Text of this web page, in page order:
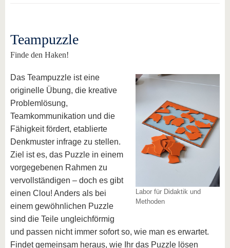
Teampuzzle
Finde den Haken!
Labor für Didaktik und
Methoden
Das Teampuzzle ist eine
originelle Übung, die kreative
Problemlösung,
Teamkommunikation und die
Fähigkeit fördert, etablierte
Denkmuster infrage zu stellen.
Ziel ist es, das Puzzle in einem
vorgegebenen Rahmen zu
vervollständigen – doch es gibt
einen Clou! Anders als bei
einem gewöhnlichen Puzzle
sind die Teile ungleichförmig
und passen nicht immer sofort so, wie man es erwartet.
Findet gemeinsam heraus, wie Ihr das Puzzle lösen